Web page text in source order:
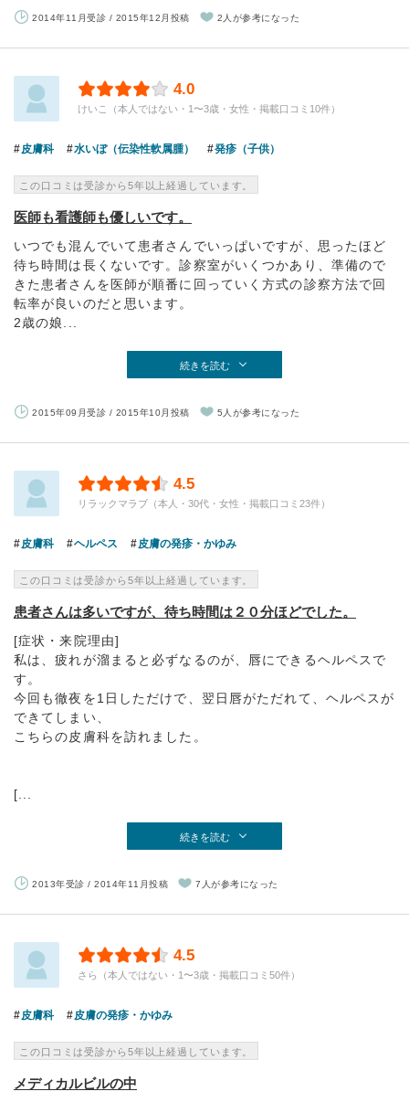
2014年11月受診 / 2015年12月投稿 2人が参考になった
4.0
けいこ（本人ではない・1〜3歳・女性・掲載口コミ10件）
皮膚科 水いぼ（伝染性軟属腫） 発疹（子供）
この口コミは受診から5年以上経過しています。
医師も看護師も優しいです。
いつでも混んでいて患者さんでいっぱいですが、思ったほど
待ち時間は長くないです。診察室がいくつかあり、準備ので
きた患者さんを医師が順番に回っていく方式の診察方法で回
転率が良いのだと思います。
2歳の娘...
続きを読む
2015年09月受診 / 2015年10月投稿 5人が参考になった
4.5
リラックマラブ（本人・30代・女性・掲載口コミ23件）
皮膚科 ヘルペス 皮膚の発疹・かゆみ
この口コミは受診から5年以上経過しています。
患者さんは多いですが、待ち時間は２０分ほどでした。
[症状・来院理由]
私は、疲れが溜まると必ずなるのが、唇にできるヘルペスで
す。
今回も徹夜を1日しただけで、翌日唇がただれて、ヘルペスが
できてしまい、
こちらの皮膚科を訪れました。
[...
続きを読む
2013年受診 / 2014年11月投稿 7人が参考になった
4.5
さら（本人ではない・1〜3歳・掲載口コミ50件）
皮膚科 皮膚の発疹・かゆみ
この口コミは受診から5年以上経過しています。
メディカルビルの中